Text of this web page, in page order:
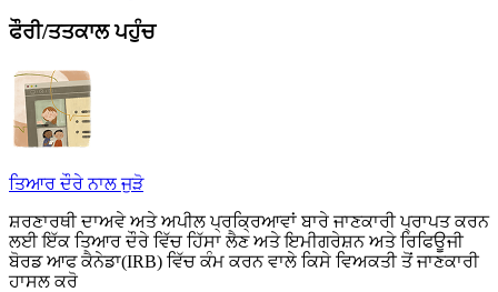
ਫੌਰੀ/ਤਤਕਾਲ ਪਹੁੰਚ
ਤਿਆਰ ਦੌਰੇ ਨਾਲ ਜੁੜੋ
ਸ਼ਰਣਾਰਥੀ ਦਾਅਵੇ ਅਤੇ ਅਪੀਲ ਪ੍ਰਕ੍ਰਿਆਵਾਂ ਬਾਰੇ ਜਾਣਕਾਰੀ ਪ੍ਰਾਪਤ ਕਰਨ
ਲਈ ਇੱਕ ਤਿਆਰ ਦੌਰੇ ਵਿੱਚ ਹਿੱਸਾ ਲੈਣ ਅਤੇ ਇਮੀਗਰੇਸ਼ਨ ਅਤੇ ਰਿਫਿਊਜੀ
ਬੋਰਡ ਆਫ ਕੈਨੇਡਾ(IRB) ਵਿੱਚ ਕੰਮ ਕਰਨ ਵਾਲੇ ਕਿਸੇ ਵਿਅਕਤੀ ਤੋਂ ਜਾਣਕਾਰੀ
ਹਾਸਲ ਕਰੋ